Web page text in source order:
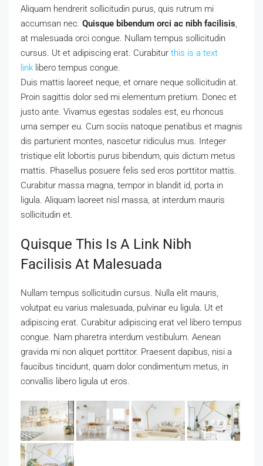
Aliquam hendrerit sollicitudin purus, quis rutrum mi
accumsan nec. Quisque bibendum orci ac nibh facilisis,
at malesuada orci congue. Nullam tempus sollicitudin
cursus. Ut et adipiscing erat. Curabitur this is a text
link libero tempus congue.
Duis mattis laoreet neque, et ornare neque sollicitudin at.
Proin sagittis dolor sed mi elementum pretium. Donec et
justo ante. Vivamus egestas sodales est, eu rhoncus
urna semper eu. Cum sociis natoque penatibus et magnis
dis parturient montes, nascetur ridiculus mus. Integer
tristique elit lobortis purus bibendum, quis dictum metus
mattis. Phasellus posuere felis sed eros porttitor mattis.
Curabitur massa magna, tempor in blandit id, porta in
ligula. Aliquam laoreet nisl massa, at interdum mauris
sollicitudin et.
Quisque This Is A Link Nibh
Facilisis At Malesuada
Nullam tempus sollicitudin cursus. Nulla elit mauris,
volutpat eu varius malesuada, pulvinar eu ligula. Ut et
adipiscing erat. Curabitur adipiscing erat vel libero tempus
congue. Nam pharetra interdum vestibulum. Aenean
gravida mi non aliquet porttitor. Praesent dapibus, nisi a
faucibus tincidunt, quam dolor condimentum metus, in
convallis libero ligula ut eros.